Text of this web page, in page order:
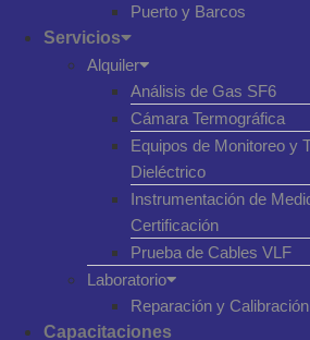
Puerto y Barcos
Servicios
Alquiler
Análisis de Gas SF6
Cámara Termográfica
Equipos de Monitoreo y
Dieléctrico
Instrumentación de
Certificación
Prueba de Cables VLF
Laboratorio
Reparación y Calibración
Capacitaciones